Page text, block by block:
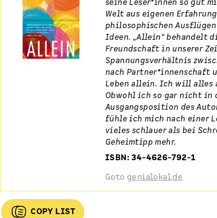
seine Leser*innen so gut
Welt aus eigenen
philosophischen
Ideen. „Allein“ behandelt
Freundschaft in unserer
Spannungsverhältnis
nach Partner*innenschaft
Leben allein. Ich will alles
Obwohl ich so gar nicht in
Ausgangsposition des
fühle ich mich nach einer
vieles schlauer als bei
Geheimtipp mehr.
ISBN: 34-4626-792-1
Goto genialokal.de
COPY LIST